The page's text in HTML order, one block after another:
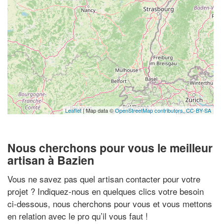
Leaflet| Map data ©OpenStreetMap contributors,CC-BY-SA
Nous cherchons pour vous le meilleur
artisan à Bazien
Vous ne savez pas quel artisan contacter pour votre
projet ? Indiquez-nous en quelques clics votre besoin
ci-dessous, nous cherchons pour vous et vous mettons
en relation avec le pro qu’il vous faut !